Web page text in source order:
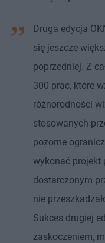
Druga edycja
się jeszcze
poprzedniej. Z
300 prac, które
różnorodności
stosowanych
pozorne
wykonać projekt
dostarczonym
nie
Sukces drugiej
zaskoczeniem,